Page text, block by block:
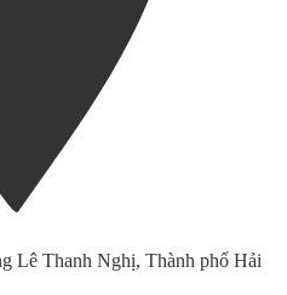
Lê Thanh Nghị, Thành phố Hải